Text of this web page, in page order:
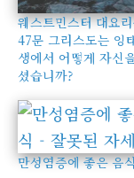
웨스트민스터 대요
47문 그리스도는 잉
생에서 어떻게 자신
셨습니까?
만성염증에 좋은 음